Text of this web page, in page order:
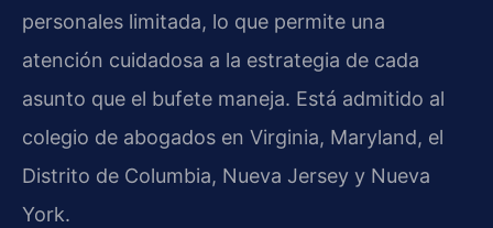
personales limitada, lo que permite una
atención cuidadosa a la estrategia de cada
asunto que el bufete maneja. Está admitido al
colegio de abogados en Virginia, Maryland, el
Distrito de Columbia, Nueva Jersey y Nueva
York.